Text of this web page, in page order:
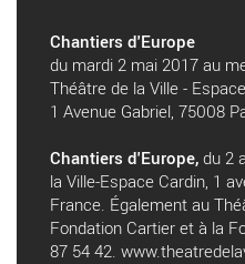
Chantiers d'Europe
du mardi 2 mai 2017 au
Théâtre de la Ville -
1 Avenue Gabriel, 75008
Chantiers d'Europe, du 2
la Ville-Espace Cardin, 1
France. Également au
Fondation Cartier et à la
87 54 42.